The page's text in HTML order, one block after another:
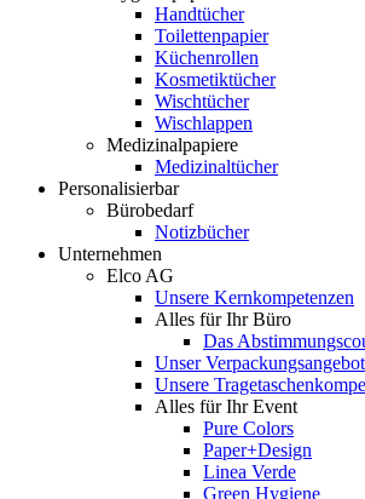
Handtücher
Toilettenpapier
Küchenrollen
Kosmetiktücher
Wischtücher
Wischlappen
Medizinalpapiere
Medizinaltücher
Personalisierbar
Bürobedarf
Notizbücher
Unternehmen
Elco AG
Unsere Kernkompetenzen
Alles für Ihr Büro
Das
Unser Verpackungsangebot
Unsere
Alles für Ihr Event
Pure Colors
Paper+Design
Linea Verde
Green Hygiene